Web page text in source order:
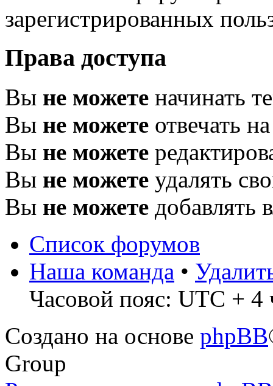
зарегистрированных
Права доступа
Вы не можете начинать
Вы не можете отвечать
Вы не можете
Вы не можете удалять
Вы не можете добавлять
Список форумов
Наша команда •
Часовой пояс: UTC + 4
Создано на основе phpBB
Group